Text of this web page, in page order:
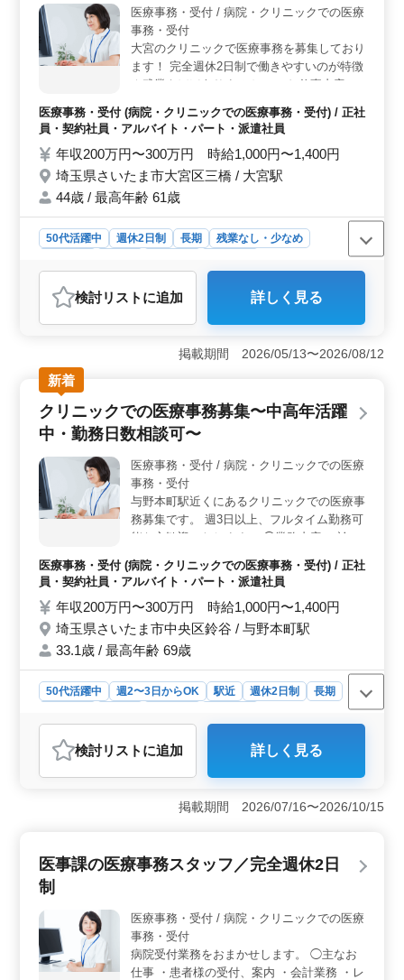
務業務に携わるため、これまでの医療秘書やクラークと
しての経験を活かせる環境です。専用の電子カルテソフ
トを使用するため、基本的なパソコン操作ができればス
ムーズに業務に取り組めるでしょう。多様な業務経験を
通じてスキルアップを図りたい方にも理想的です。
なり、チームワークが重視されるアットホームな職場で
す。平均年齢が40代前後と、幅広い年代が活躍してお
り、中高年のベテランスタッフも多く在籍しているた
め、安心して長く勤めやすい環境です。ユニフォーム貸
与もあり、安心して業務に集中できる体制が整っていま
す。
医療事務・受付 / 病院・クリニックでの医療
事務・受付
大宮のクリニックで医療事務を募集しており
ます！ 完全週休2日制で働きやすいのが特徴
☆残業もほぼありません！ 〜お仕事内容〜
業務 ◯診療費の計算 ◯レセプト業務 等 〜
特徴〜 ◎社会保険完備 ◎車通勤可 ◎残業ほ
ぼなし ◎昇給・賞与あり ◎交通費支給 50代
も歓迎♪あなたからのご応募お待ちしており
ます！
医療事務・受付 (病院・クリニックでの医療事務・受付) / 正社
員・契約社員・アルバイト・パート・派遣社員
年収200万円〜300万円 時給1,000円〜1,400円
埼玉県さいたま市大宮区三橋 / 大宮駅
44歳 / 最高年齢 61歳
50代活躍中 週休2日制 長期
残業なし・少なめ
医療事務・受付
おすすめポイント
＜中高年活躍の魅力＞ このクリニックでは、中高年の
方々が活躍できる環境が整っています。経験豊富な方々
が多く在籍しており、その経験や知識を活かしながら、
安定した職場で働くことが可能です。 ＜完全週休2日
制の働きやすさ＞ 完全週休2日制という働き方が特徴で
す。これにより、仕事とプライベートのバランスを取り
やすくなっています。週末や祝日にリフレッシュする時
す。 ＜車通勤可でアクセス便利＞ 車通勤が可能な
ため、通勤の利便性が高いです。また、大宮駅からも徒
歩圏内という好立地に位置しています。交通手段を選び
やすい環境が整っており、通勤ストレスを軽減すること
検討リスト に追加 詳しく見る
掲載期間 2026/05/13〜2026/08/12
新着
クリニックでの医療事務募集〜中高年活躍
中・勤務日数相談可〜
医療事務・受付 / 病院・クリニックでの医療
事務・受付
与野本町駅近くにあるクリニックでの医療事
務募集です。 週3日以上、フルタイム勤務可
能な方歓迎いたします。 ◯業務内容 ・診療
応 等 ＊40代以上歓迎 ＊社会保険完備 ＊勤
務日数相談可 ベテランのスタッフさん募集
しております、お気軽にご応募下さい！
医療事務・受付 (病院・クリニックでの医療事務・受付) / 正社
員・契約社員・アルバイト・パート・派遣社員
年収200万円〜300万円 時給1,000円〜1,400円
埼玉県さいたま市中央区鈴谷 / 与野本町駅
33.1歳 / 最高年齢 69歳
50代活躍中 週2〜3日からOK 駅近 週休2日制
長期
医療事務・受付
おすすめポイント
＜中高年歓迎＞ 中高年の方も歓迎です。医療事務やレ
セプト実務経験を活かし、クリニックでのお仕事に携わ
っていただきます。。40代以上のベテランスタッフが活
条件です。与野本町駅近くのアクセスが良く、通勤もス
ムーズとなります。勤務日数についても相談可能で、ラ
厚生充実＞ 社会保険完備や通勤手当全額支給など、雇
用・労災・健康・厚生など各種福利厚生も整っていま
す。シフト制で休日も取りやすく、安心して働ける環境
が整っています。
検討リスト に追加 詳しく見る
掲載期間 2026/07/16〜2026/10/15
医事課の医療事務スタッフ／完全週休2日
制
医療事務・受付 / 病院・クリニックでの医療
事務・受付
病院受付業務をおまかせします。 ◯主なお
仕事 ・患者様の受付、案内 ・会計業務 ・レ